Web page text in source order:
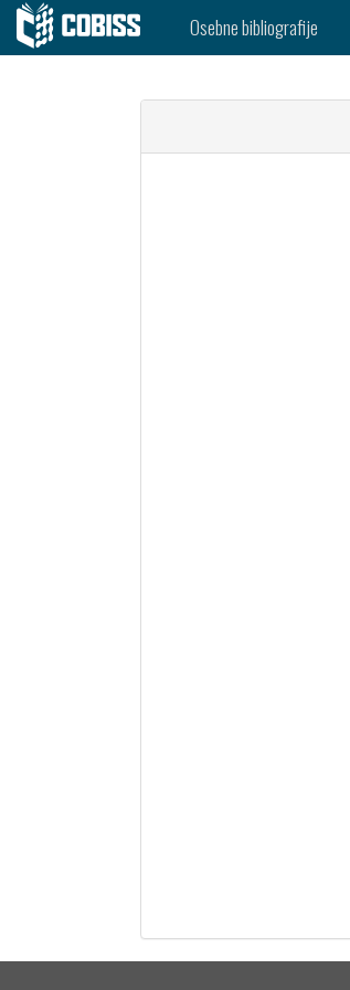
Osebne bibliografije